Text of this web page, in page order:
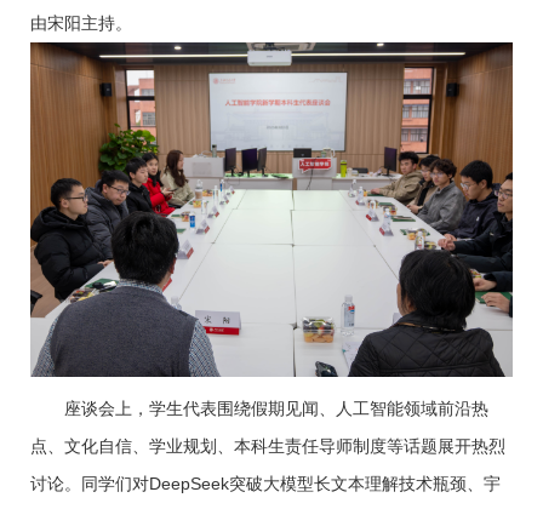
由宋阳主持。
座谈会上，学生代表围绕假期见闻、人工智能领域前沿热
点、文化自信、学业规划、本科生责任导师制度等话题展开热烈
讨论。同学们对DeepSeek突破大模型长文本理解技术瓶颈、宇